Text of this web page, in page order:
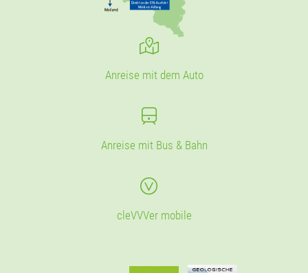
Anreise mit dem Auto
Anreise mit Bus & Bahn
cleVVVer mobile